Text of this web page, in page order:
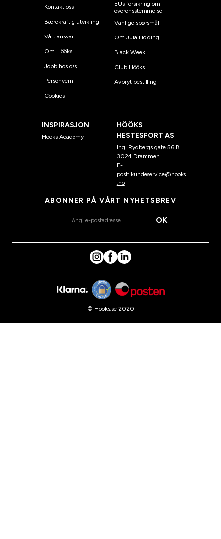
Kontakt oss
Bærekraftig utvikling
Vårt ansvar
Om Hööks
Jobb hos oss
Personvern
Cookies
EUs forsikring om
overensstemmelse
Vanlige spørsmål
Om Jula Holding
Black Week
Club Hööks
Avbryt bestilling
INSPIRASJON
Hööks Academy
HÖÖKS
HESTESPORT AS
Ing. Rydbergs gate 56 B
3024 Drammen
E-
post: kundeservice@hooks
.no
ABONNER PÅ VÅRT NYHETSBREV
OK
© Hööks.se 2020